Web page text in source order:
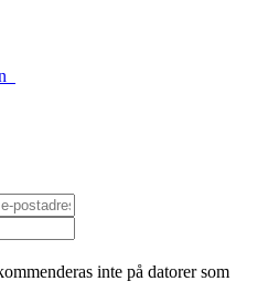
inte på datorer som